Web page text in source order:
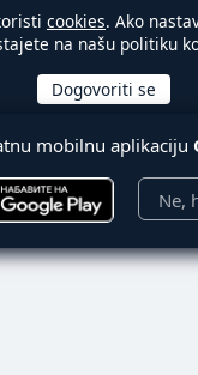
cookies. Ako
na našu politiku
mobilnu aplikaciju
Ne,